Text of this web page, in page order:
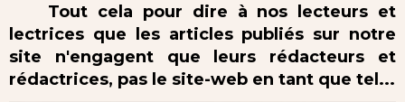
Tout cela pour dire à nos lecteurs et
lectrices que les articles publiés sur notre
site n'engagent que leurs rédacteurs et
rédactrices, pas le site-web en tant que tel...